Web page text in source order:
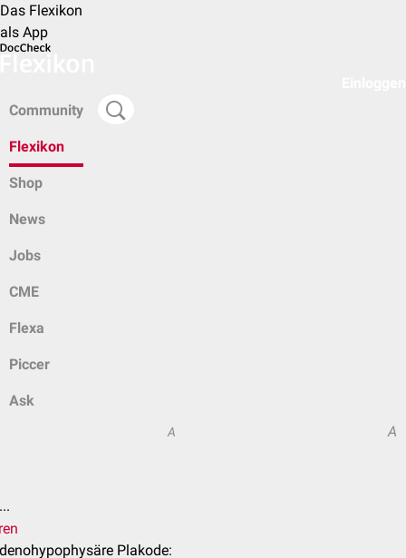
Das Flexikon
als App
Community
Flexikon
Shop
News
Jobs
CME
Flexa
Piccer
Ask
A A
Plakode: